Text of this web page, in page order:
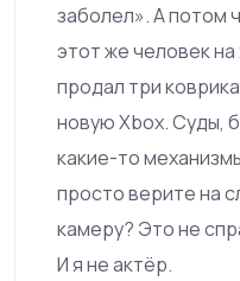
заболел». А потом
этот же человек
продал три
новую Xbox. Суды,
какие-то
просто верите на
камеру? Это не
И я не актёр.